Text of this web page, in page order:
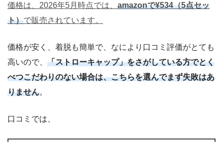
価格は、2026年5月時点では、 amazonで¥534（5点セッ
ト）で販売されています。
価格が安く、着脱も簡単で、なにより口コミ評価がとても
高いので、 「ストローキャップ」をさがしている方でとく
べつこだわりのない場合は、こちらを選んでまず失敗はあ
りません。
口コミでは、